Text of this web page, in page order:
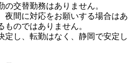
交替勤務はありません。
夜間に対応をお願いする場合はあ
ものではありません。
定し、転勤はなく、静岡で安定し